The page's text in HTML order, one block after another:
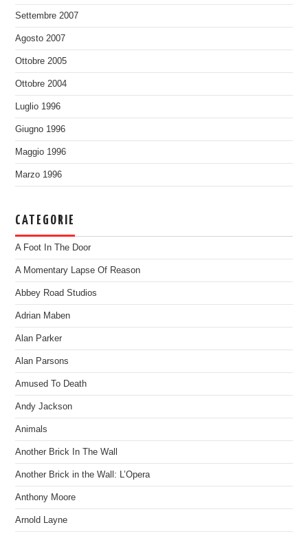
Settembre 2007
Agosto 2007
Ottobre 2005
Ottobre 2004
Luglio 1996
Giugno 1996
Maggio 1996
Marzo 1996
CATEGORIE
A Foot In The Door
A Momentary Lapse Of Reason
Abbey Road Studios
Adrian Maben
Alan Parker
Alan Parsons
Amused To Death
Andy Jackson
Animals
Another Brick In The Wall
Another Brick in the Wall: L’Opera
Anthony Moore
Arnold Layne